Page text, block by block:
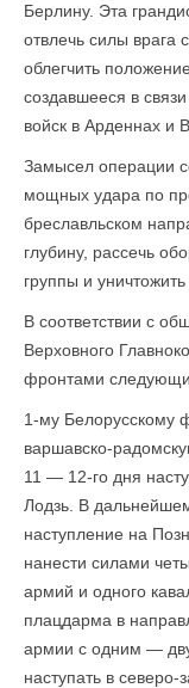
Берлину. Эта
отвлечь силы врага
облегчить
создавшееся в
войск в Арденнах и
Замысел операции
мощных удара по
бреславльском
глубину, рассечь
группы и
В соответствии с
Верховного
фронтами
1-му Белорусскому
варшавско-
11 — 12-го дня
Лодзь. В
наступление на
нанести силами
армий и одного
плацдарма в
армии с одним —
наступать в